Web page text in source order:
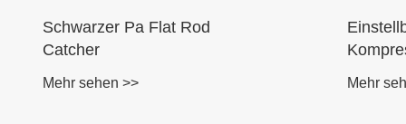
Schwarzer Pa Flat Rod
Catcher
Mehr sehen >> Mehr